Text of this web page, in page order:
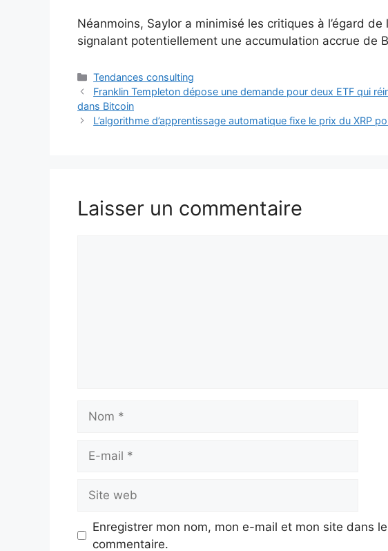
Néanmoins, Saylor a minimisé les critiques à l’égard
signalant potentiellement une accumulation accrue de
Catégories
Tendances consulting
Franklin Templeton dépose une demande pour deux ETF qui
dans Bitcoin
L’algorithme d’apprentissage automatique fixe le prix du XRP
Laisser un commentaire
mail
web
Enregistrer mon nom, mon e-mail et mon site dans
commentaire.